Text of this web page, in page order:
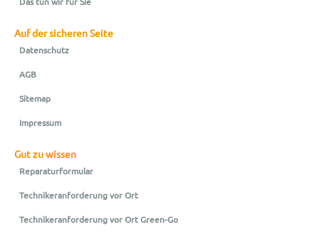
Auf der sicheren Seite
Datenschutz
AGB
Sitemap
Impressum
Gut zu wissen
Reparaturformular
Technikeranforderung vor Ort
Technikeranforderung vor Ort Green-Go